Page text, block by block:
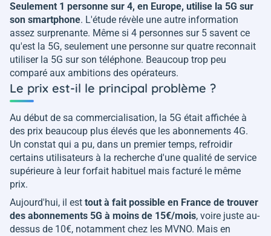
Seulement 1 personne sur 4, en Europe, utilise la 5G sur
son smartphone. L'étude révèle une autre information
assez surprenante. Même si 4 personnes sur 5 savent ce
qu'est la 5G, seulement une personne sur quatre reconnait
utiliser la 5G sur son téléphone. Beaucoup trop peu
comparé aux ambitions des opérateurs.
Le prix est-il le principal problème ?
Au début de sa commercialisation, la 5G était affichée à
des prix beaucoup plus élevés que les abonnements 4G.
Un constat qui a pu, dans un premier temps, refroidir
certains utilisateurs à la recherche d'une qualité de service
supérieure à leur forfait habituel mais facturé le même
prix.
Aujourd'hui, il est tout à fait possible en France de trouver
des abonnements 5G à moins de 15€/mois, voire juste au-
dessus de 10€, notamment chez les MVNO. Mais en